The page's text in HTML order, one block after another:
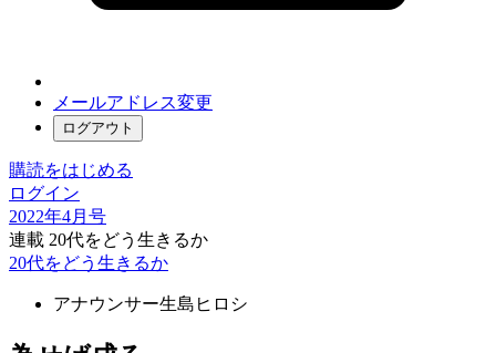
メールアドレス変更
ログアウト
購読をはじめる
ログイン
2022年4月号
連載 20代をどう生きるか
20代をどう生きるか
アナウンサー生島ヒロシ